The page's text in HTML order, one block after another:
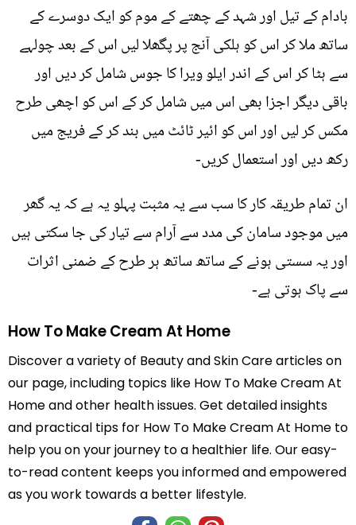
بادام کے تیل اور شہد کے چھتے کے موم کو ایک دوسرے کے
ساتھ ملا کر اس کو ہلکی آنج پر پگھلا لیں اس کے بعد چولہے
سے ہٹا کر اس کے اندر ایلو ویرا کا جوس شامل کر دیں اور
باقی دیگر اجزا بھی اس میں شامل کر کے اس کو اچھی طرح
مکس کر لیں اور اس کو ائير ٹائٹ میں بند کر کے فریج میں
رکھ دیں اور استعمال کریں-
ان تمام طریقہ کار کا سب سے یہ مثبت پہلو یہ ہے کہ یہ گھر
میں موجود سامان کی مدد سے آرام سے تیار کی جا سکتی ہیں
اور یہ سستی ہونے کے ساتھ ساتھ ہر طرح کے ضمنی اثرات
سے پاک ہوتی ہے-
How To Make Cream At Home
Discover a variety of Beauty and Skin Care articles on
our page, including topics like How To Make Cream At
Home and other health issues. Get detailed insights
and practical tips for How To Make Cream At Home to
help you on your journey to a healthier life. Our easy-
to-read content keeps you informed and empowered
as you work towards a better lifestyle.